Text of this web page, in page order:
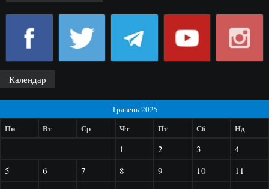
Календар
Травень 2025
Пн Вт Ср Чт Пт Сб Нд
1 2 3
4
5
6 7 8 9 10
11